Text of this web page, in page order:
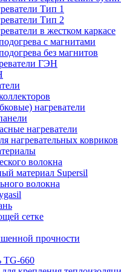
Тип 1
Тип 2
в жестком каркасе
с магнитами
без магнитов
ГЭН
нагреватели
нагреватели
нагревательных ковриков
волокна
материал Supersil
волокна
сетке
прочности
TG-660